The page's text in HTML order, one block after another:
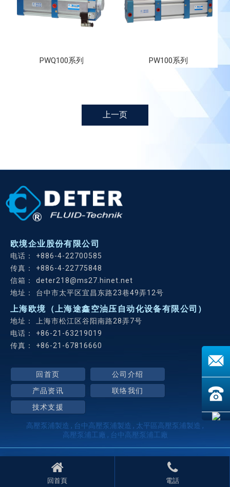
PWQ100系列 PW100系列
上一页
回首頁 電話
欧境企业股份有限公司
+886-4-22700585
+886-4-22775848
deter218@ms27.hinet.net
台中市太平区宜昌东路23巷49弄12号
上海欧境（上海途鑫空油压自动化设备有限公司）
上海市松江区谷阳南路28弄7号
+86-21-63219019
+86-21-67816660
回首页
公司介绍
产品资讯
联络我们
技术支援
高壓泵浦製造 台中高壓泵浦製造
太平區高壓泵浦製造
高壓泵浦工廠
台中高壓泵浦工廠
Designed by Copyright © 2026